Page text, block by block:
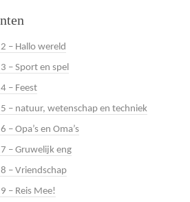
– Hallo wereld
– Sport en spel
– Feest
– natuur, wetenschap en techniek
Opa’s en Oma’s
– Gruwelijk eng
– Vriendschap
– Reis Mee!